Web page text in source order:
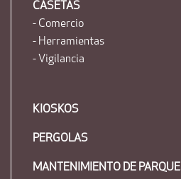
CASETAS
- Comercio
- Herramientas
- Vigilancia
KIOSKOS
PERGOLAS
MANTENIMIENTO DE